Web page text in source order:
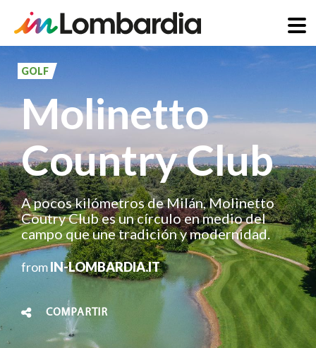
principal
GOLF
Molinetto
Country Club
A pocos kilómetros de Milán, Molinetto
Coutry Club es un círculo en medio del
campo que une tradición y modernidad.
fromIN-LOMBARDIA.IT
COMPARTIR